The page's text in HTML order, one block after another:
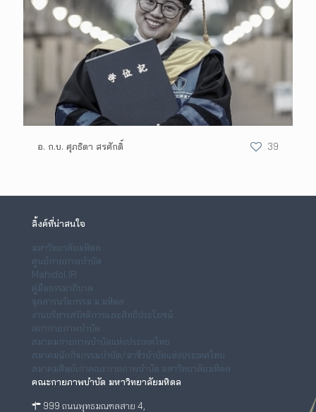
อ. ก.บ. ศุภธิดา สรศักดิ์ 39
ลิ้งค์ที่น่าสนใจ
มหาวิทยาลัยมหิดล
ศูนย์กายภาพบำบัด
Mahidol IR
คู่มือธรรมาภิบาล
จุลสารนวัตกรรม ม.มหิดล
งานบริหารสวัสดิการและสิทธิประโยชน์
สภากายภาพบำบัด
สมาคมกายภาพบำบัดแห่งประเทศไทย
สมาคมนักกิจกรรมบำบัด/อาชีวบำบัดแห่งประเทศไทย
สมาคมศิษย์เก่าคณะกายภาพบำบัด มหาวิทยาลัยมหิดล
คณะกายภาพบำบัด มหาวิทยาลัยมหิดล
999 ถนนพุทธมณฑลสาย 4,